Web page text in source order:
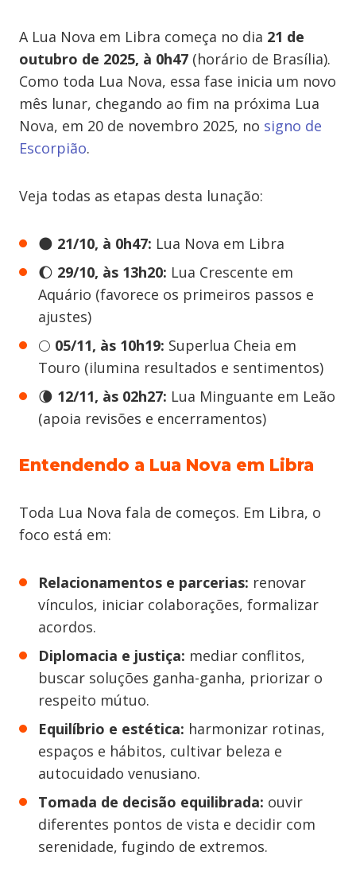
A Lua Nova em Libra começa no dia 21 de
outubro de 2025, à 0h47 (horário de Brasília).
Como toda Lua Nova, essa fase inicia um novo
mês lunar, chegando ao fim na próxima Lua
Nova, em 20 de novembro 2025, no signo de
Escorpião.
Veja todas as etapas desta lunação:
🌑 21/10, à 0h47: Lua Nova em Libra
🌔 29/10, às 13h20: Lua Crescente em
Aquário (favorece os primeiros passos e
ajustes)
🌕 05/11, às 10h19: Superlua Cheia em
Touro (ilumina resultados e sentimentos)
🌘 12/11, às 02h27: Lua Minguante em Leão
(apoia revisões e encerramentos)
Entendendo a Lua Nova em Libra
Toda Lua Nova fala de começos. Em Libra, o
foco está em:
Relacionamentos e parcerias: renovar
vínculos, iniciar colaborações, formalizar
acordos.
Diplomacia e justiça: mediar conflitos,
buscar soluções ganha-ganha, priorizar o
respeito mútuo.
Equilíbrio e estética: harmonizar rotinas,
espaços e hábitos, cultivar beleza e
autocuidado venusiano.
Tomada de decisão equilibrada: ouvir
diferentes pontos de vista e decidir com
serenidade, fugindo de extremos.